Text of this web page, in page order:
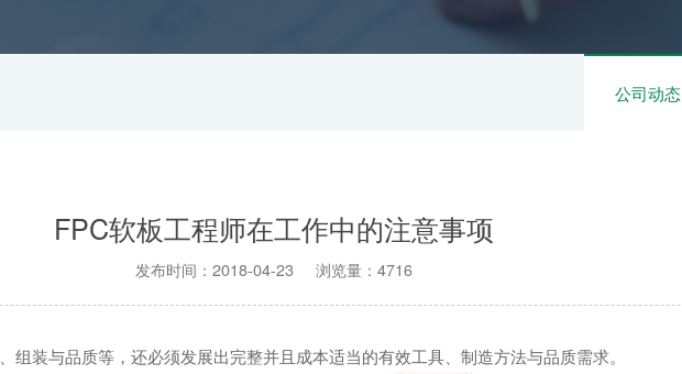
公司动态
FPC软板工程师在工作中的注意事项
发布时间：2018-04-23 浏览量：4716
装与品质等，还必须发展出完整并且成本适当的有效工具、制造方法与品质需求。